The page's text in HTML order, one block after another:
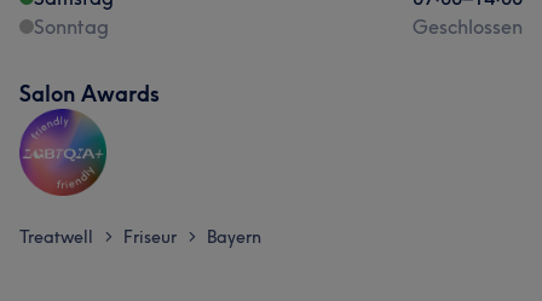
Sonntag
Geschlossen
Salon Awards
Treatwell > Friseur > Bayern